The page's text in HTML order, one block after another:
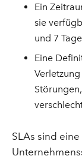
Ein
sie
und 7
Eine
SLAs sind